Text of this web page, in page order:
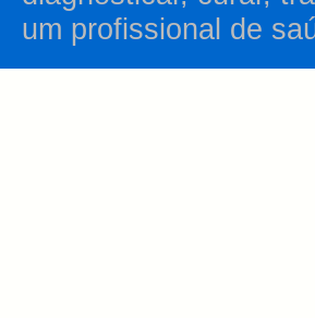
um profissional de